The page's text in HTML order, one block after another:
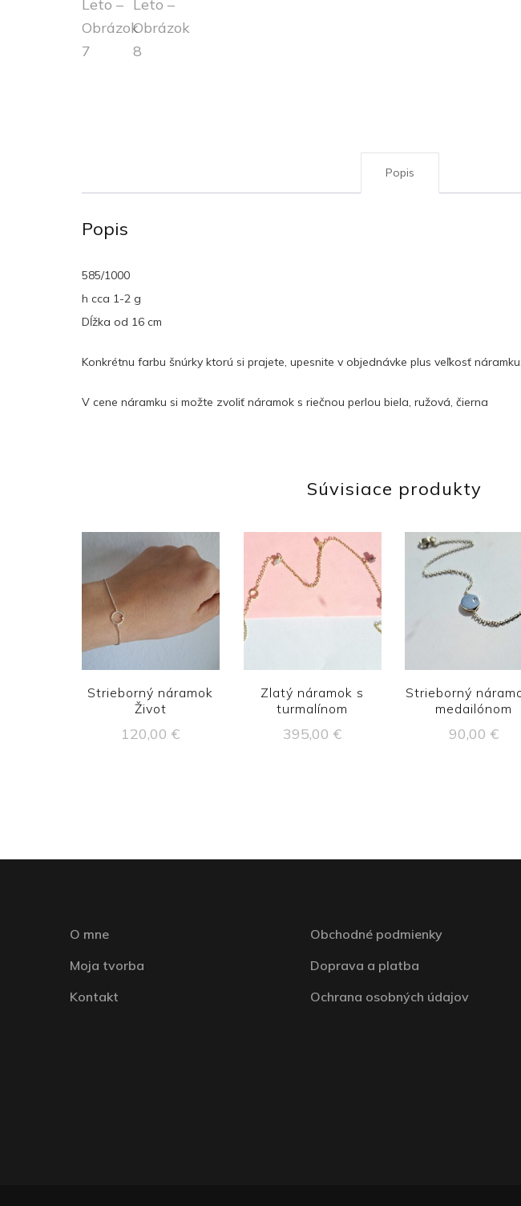
Popis
Popis
585/1000
h cca 1-2 g
Dĺžka od 16 cm
Konkrétnu farbu šnúrky ktorú si prajete, upesnite v objednávke plus veľkosť náramku.
V cene náramku si možte zvoliť náramok s riečnou perlou biela, ružová, čierna
Súvisiace produkty
Strieborný náramok
Život
120,00€
Zlatý náramok s
turmalínom
395,00€
Strieborný
medailónom
90,00€
O mne
Moja tvorba
Kontakt
Obchodné podmienky
Doprava a platba
Ochrana osobných údajov